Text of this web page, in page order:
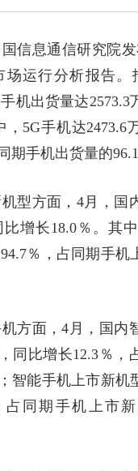
信息通信研究院发
场运行分析报告。
机出货量达2573.3
，5G手机达2473.6
期手机出货量的96.1
方面，4月，国
增长18.0％。其
％，占同期手机
面，4月，国内
同比增长12.3％，
智能手机上市新机
占同期手机上市